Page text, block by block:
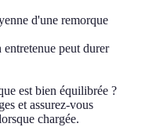
d'une remorque
peut durer
est bien équilibrée ?
et assurez-vous
chargée.